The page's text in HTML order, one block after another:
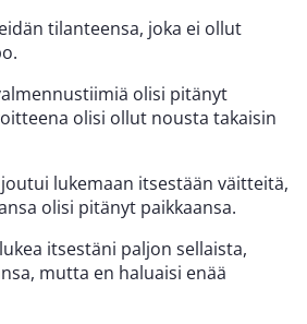
tilanteensa, joka ei ollut
olisi pitänyt
olisi ollut nousta takaisin
lukemaan itsestään väitteitä,
olisi pitänyt paikkaansa.
itsestäni paljon sellaista,
mutta en haluaisi enää